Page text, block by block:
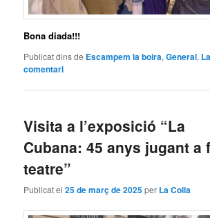
Bona diada!!!
Publicat dins de Escampem la boira,General,
comentari
Visita a l’exposició “La
Cubana: 45 anys jugant a
teatre”
Publicat el25 de març de 2025per La Colla